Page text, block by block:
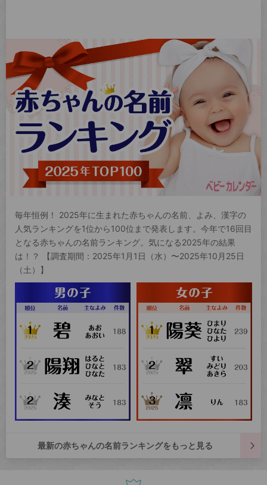
毎年恒例！ 2025年に生まれた赤ちゃんの名前、よみ、漢字の
人気ランキングを1位から100位まで発表します。今年で16回目
となる赤ちゃんの名前ランキング。気になる2025年の結果
は！？ 【調査期間：2025年1月1日（水）〜2025年10月25日
（土）】
最新の赤ちゃんの名前ランキングをもっと見る